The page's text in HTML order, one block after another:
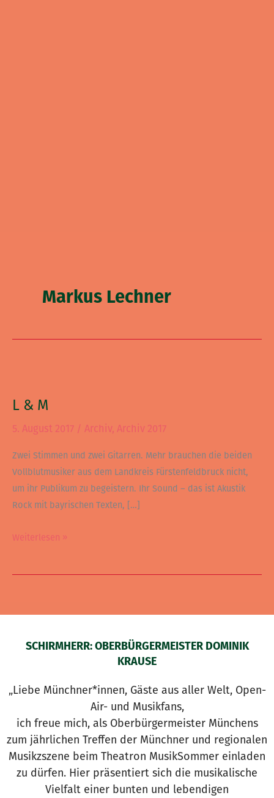
Markus Lechner
L & M
5. August 2017 / Archiv, Archiv 2017
Zwei Stimmen und zwei Gitarren. Mehr brauchen die beiden
Vollblutmusiker aus dem Landkreis Fürstenfeldbruck nicht,
um ihr Publikum zu begeistern. Ihr Sound – das ist Akustik
Rock mit bayrischen Texten, […]
Weiterlesen »
SCHIRMHERR: OBERBÜRGERMEISTER DOMINIK
KRAUSE
„Liebe Münchner*innen, Gäste aus aller Welt, Open-
Air- und Musikfans,
ich freue mich, als Oberbürgermeister Münchens
zum jährlichen Treffen der Münchner und regionalen
Musikzszene beim Theatron MusikSommer einladen
zu dürfen. Hier präsentiert sich die musikalische
Vielfalt einer bunten und lebendigen